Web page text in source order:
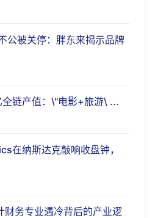
公被关停：胖东来揭示品牌
链产值：\"电影+旅游\ ...
在纳斯达克敲响收盘钟，
财务专业遇冷背后的产业逻